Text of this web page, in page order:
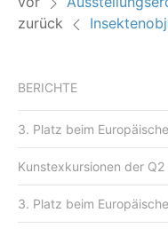
zurück
BERICHTE
3. Platz beim
Kunstexkursionen der Q2
3. Platz beim